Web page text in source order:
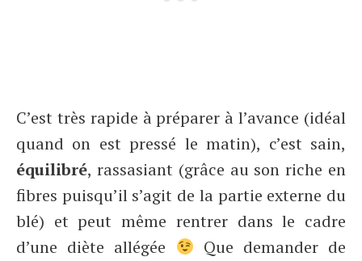
C’est très rapide à préparer à l’avance (idéal
quand on est pressé le matin), c’est sain,
équilibré, rassasiant (grâce au son riche en
fibres puisqu’il s’agit de la partie externe du
blé) et peut même rentrer dans le cadre
d’une diète allégée
Que demander de